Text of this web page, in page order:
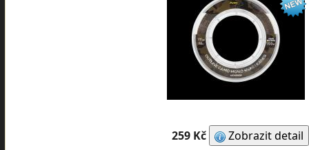
259 Kč Zobrazit detail